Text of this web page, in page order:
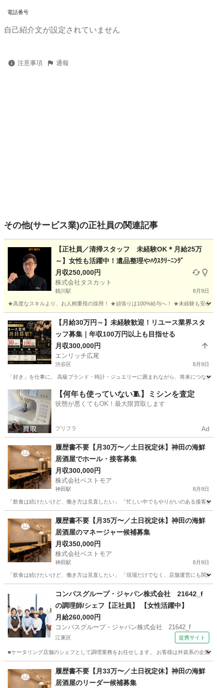
電話番号
自己紹介文が設定されていません
注意事項 通報
その他(サービス業)の正社員の関連記事
【正社員／清掃スタッフ 未経験OK＊月給25万
～】女性も活躍中！遺品整理やﾊｳｽｸﾘｰﾆﾝｸﾞ
月収250,000円
株式会社タスカット
鶴川駅 8月9日
★高度なスキルより、お人柄重視の採用！ ★頑張りは100%給与へ！ ★未経験も安心
鶴川駅 その他
【月給30万円～】未経験歓迎！リユース業界スタ
ッフ募集｜年収100万円以上も目指せる
月収300,000円
エンリッチ広尾
渋谷区 8月9日
「好き」を仕事に。 高級ブランド・時計・ジュエリーに囲まれながら、将来につな
東京 渋谷区 その他 ブランド
【何年も使っていない🧵】ミシンを査定
状態が悪くてもOK！最大限買取します
プリフラ Ad
履歴書不要【月30万〜／土日祝定休】神田の海鮮
居酒屋でホール・接客募集
月収300,000円
株式会社ベストモア
神田駅 8月9日
「飲食は続けたいけど、働き方は見直したい」 「忙しい中でもやりがいのある接客
神田駅 飲食
履歴書不要【月35万〜／土日祝定休】神田の海鮮
居酒屋のマネージャー候補募集
月収350,000円
株式会社ベストモア
神田駅 8月9日
「飲食は続けたいけど、働き方は見直したい」 「現場だけでなく、店舗運営にも関
神田駅 未経験
コンパスグループ・ジャパン株式会社 21642_f
の調理師/シェフ【正社員】 【女性活躍中】
月給260,000円
コンパスグループ・ジャパン株式会社 21642_f
江東区 提携サイト
■ケータリング店舗のシェフとして調理業務をお任せします。 お客様は外資系の企業
調理師
履歴書不要【月33万〜／土日祝定休】神田の海鮮
居酒屋のリーダー候補募集